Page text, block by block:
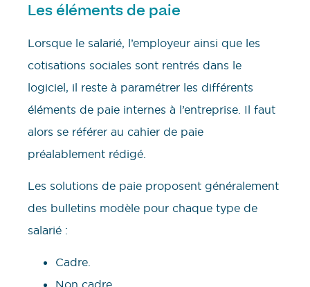
Les éléments de paie
Lorsque le salarié, l’employeur ainsi que les
cotisations sociales sont rentrés dans le
logiciel, il reste à paramétrer les différents
éléments de paie internes à l’entreprise. Il faut
alors se référer au cahier de paie
préalablement rédigé.
Les solutions de paie proposent généralement
des bulletins modèle pour chaque type de
salarié :
Cadre.